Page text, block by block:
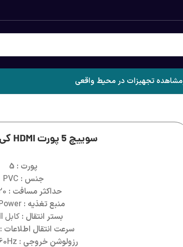
مشاهده تجهیزات در محیط واقعی
سوییچ 5 پورت HDMI کی نت K-S725
پورت : 5
جنس :
حداکثر مسافت :
منبع تغذيه :
بستر انتقال : کابل HDMI
سرعت انتقال اطلاعات :
رزولوشن خروجي :